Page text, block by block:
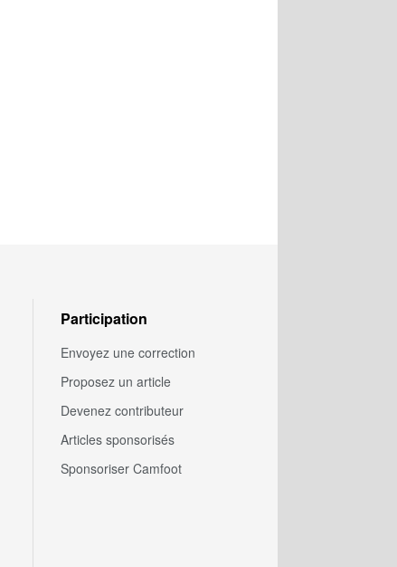
Participation
Envoyez une correction
Proposez un article
Devenez contributeur
Articles sponsorisés
Sponsoriser Camfoot